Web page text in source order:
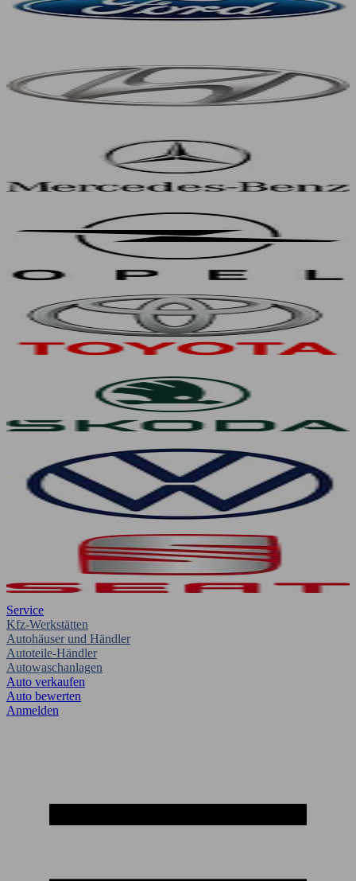
Service
Kfz-Werkstätten
Autohäuser und Händler
Autoteile-Händler
Autowaschanlagen
Auto verkaufen
Auto bewerten
Anmelden